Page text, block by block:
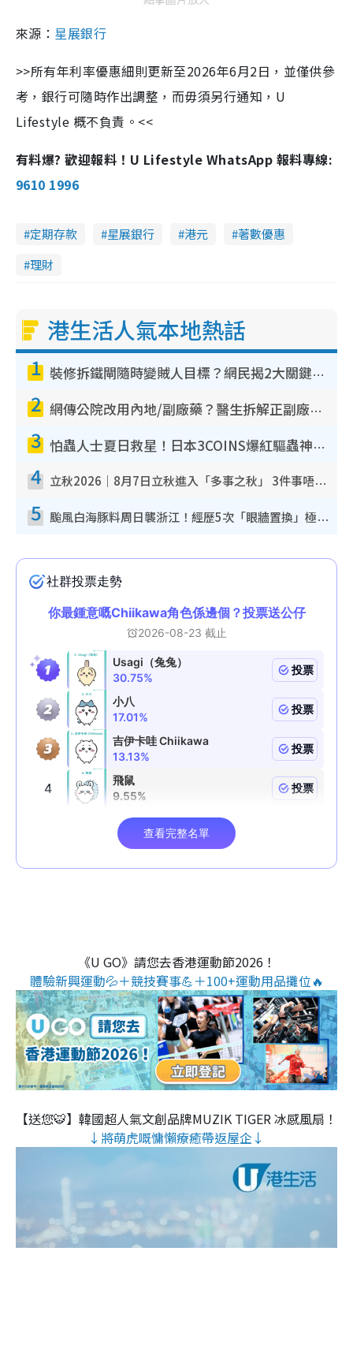
來源： 星展銀行
>>所有年利率優惠細則更新至2026年6月2日，並僅供參
考，銀行可隨時作出調整，而毋須另行通知，U
Lifestyle 概不負責。<<
有料爆? 歡迎報料！U Lifestyle WhatsApp 報料專線:
9610 1996
定期存款 星展銀行 港元
著數優惠
理財
港生活人氣本地熱話
1 裝修拆鐵閘隨時變賊人目標？網民揭2大關鍵用途：裝新式等於白裝？附新舊鐵閘分別
2 網傳公院改用內地/副廠藥？醫生拆解正副廠分別 揭4類人換藥隨時出事
3 怕蟲人士夏日救星！日本3COINS爆紅驅蟲神器$45起 1招「全程免觸碰」輕鬆搞定小強
4 立秋2026｜8月7日立秋進入「多事之秋」 3件事唔做得！專家教6招開運 清枱頭／銀包納氣接好運
5 颱風白海豚料周日襲浙江！經歷5次「眼牆置換」極罕見 成登陸內地最長途颱風
《U GO》請您去香港運動節2026！
體驗新興運動💦＋競技賽事💪＋100+運動用品攤位🔥
【送您🐯】韓國超人氣文創品牌MUZIK TIGER 冰感風扇！
↓將萌虎嘅慵懶療癒帶返屋企↓